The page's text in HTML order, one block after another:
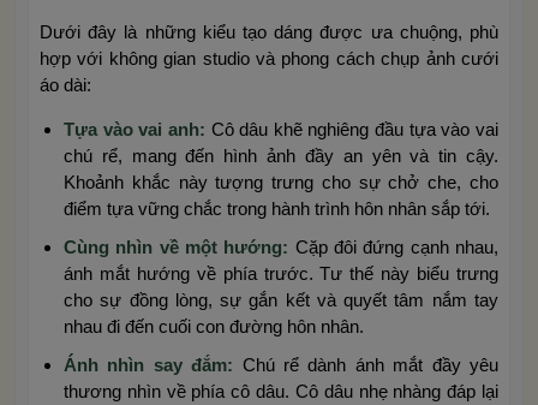
Dưới đây là những kiểu tạo dáng được ưa chuộng, phù
hợp với không gian studio và phong cách chụp ảnh cưới
áo dài:
Tựa vào vai anh: Cô dâu khẽ nghiêng đầu tựa vào vai
chú rể, mang đến hình ảnh đầy an yên và tin cậy.
Khoảnh khắc này tượng trưng cho sự chở che, cho
điểm tựa vững chắc trong hành trình hôn nhân sắp tới.
Cùng nhìn về một hướng: Cặp đôi đứng cạnh nhau,
ánh mắt hướng về phía trước. Tư thế này biểu trưng
cho sự đồng lòng, sự gắn kết và quyết tâm nắm tay
nhau đi đến cuối con đường hôn nhân.
Ánh nhìn say đắm: Chú rể dành ánh mắt đầy yêu
thương nhìn về phía cô dâu. Cô dâu nhẹ nhàng đáp lại